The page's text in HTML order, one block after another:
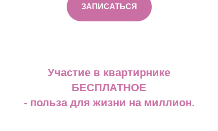
ЗАПИСАТЬСЯ
Участие в квартирнике
БЕСПЛАТНОЕ
- польза для жизни на миллион.